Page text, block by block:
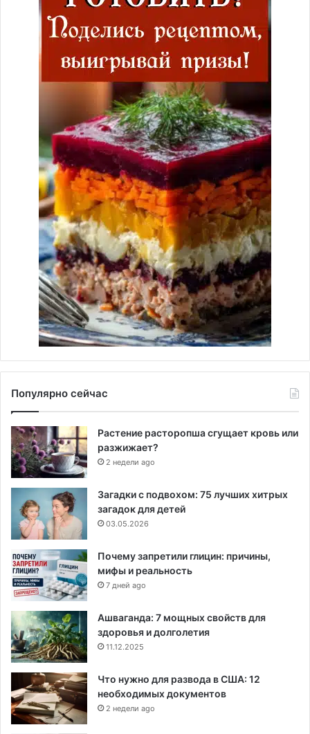
Популярно сейчас
Растение расторопша сгущает кровь или
разжижает?
2 недели ago
Загадки с подвохом: 75 лучших хитрых
загадок для детей
03.05.2026
Почему запретили глицин: причины,
мифы и реальность
7 дней ago
Ашваганда: 7 мощных свойств для
здоровья и долголетия
11.12.2025
Что нужно для развода в США: 12
необходимых документов
2 недели ago